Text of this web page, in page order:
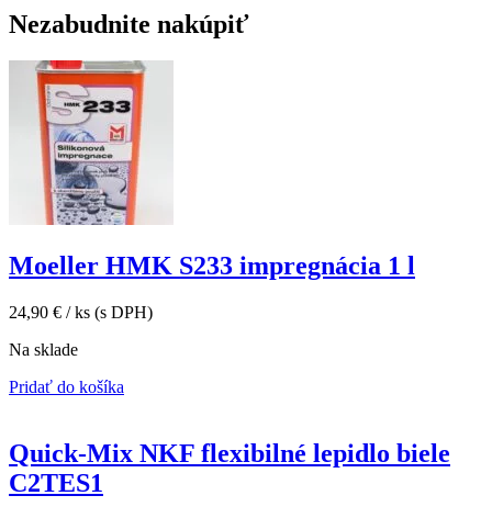
cm
Nezabudnite nakúpiť
Moeller HMK S233 impregnácia 1 l
24,90 € / ks (s DPH)
Na sklade
Pridať do košíka
Quick-Mix NKF flexibilné lepidlo biele
C2TES1